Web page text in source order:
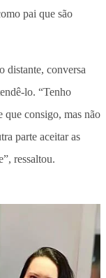
pai que são
distante, conversa
lo. “Tenho
consigo, mas não
parte aceitar as
ressaltou.